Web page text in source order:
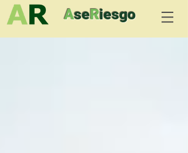
AseRiesgo